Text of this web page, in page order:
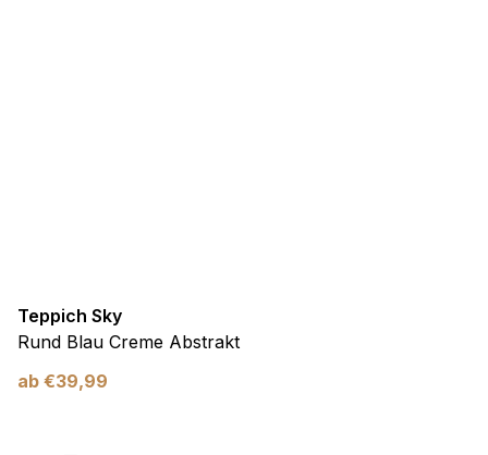
Teppich Sky
Rund Blau Creme Abstrakt
ab €39,99